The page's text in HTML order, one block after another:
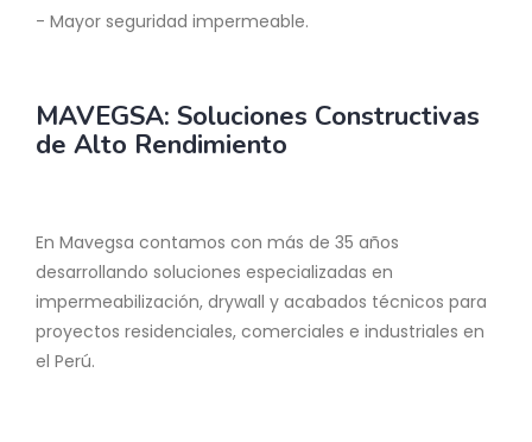
- Mayor seguridad impermeable.
MAVEGSA: Soluciones Constructivas
de Alto Rendimiento
En Mavegsa contamos con más de 35 años
desarrollando soluciones especializadas en
impermeabilización, drywall y acabados técnicos para
proyectos residenciales, comerciales e industriales en
el Perú.